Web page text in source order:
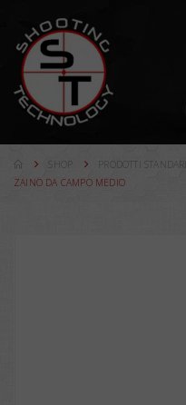
PRODOTTI STANDARD
ZAINO DA CAMPO MEDIO